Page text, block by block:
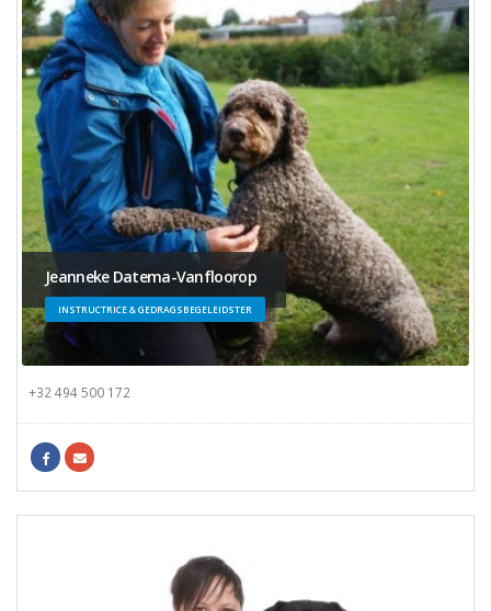
Jeanneke Datema-Vanfloorop
INSTRUCTRICE & GEDRAGSBEGELEIDSTER
+32 494 500 172